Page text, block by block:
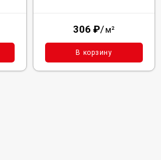
306 ₽/м²
В корзину